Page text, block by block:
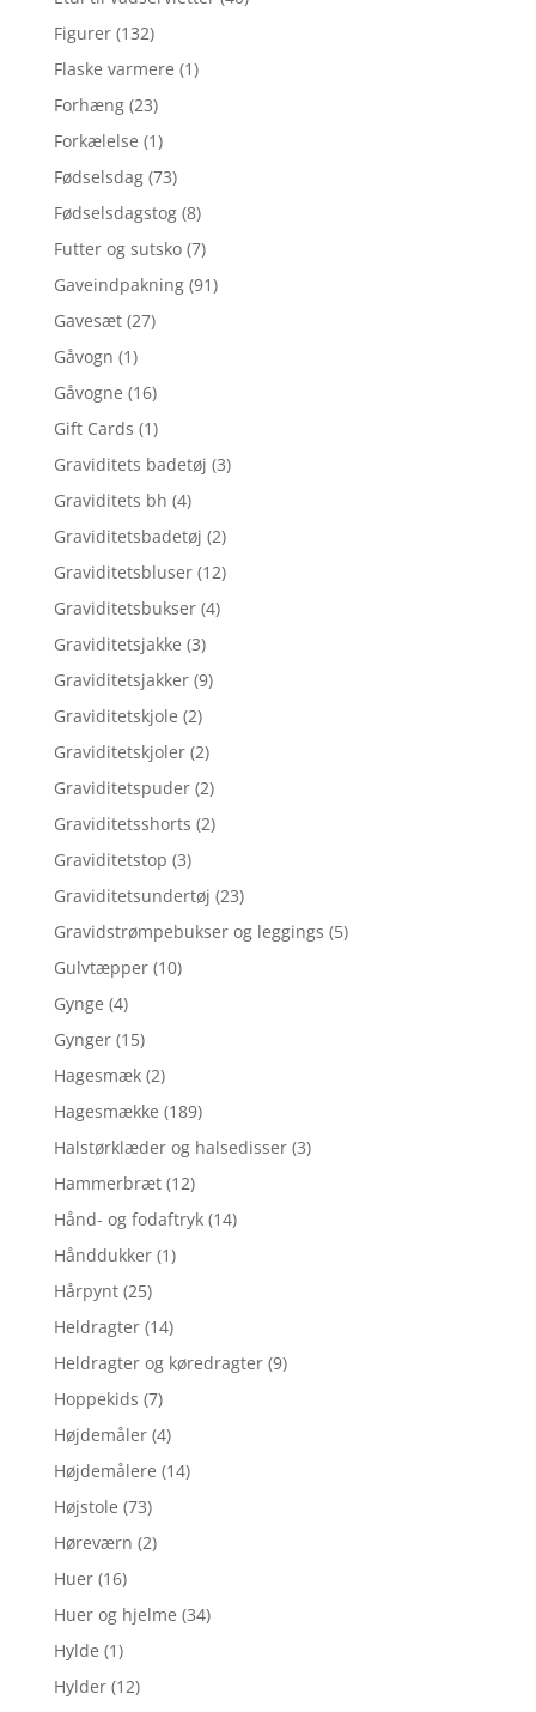
Figurer (132)
Flaske varmere (1)
Forhæng (23)
Forkælelse (1)
Fødselsdag (73)
Fødselsdagstog (8)
Futter og sutsko (7)
Gaveindpakning (91)
Gavesæt (27)
Gåvogn (1)
Gåvogne (16)
Gift Cards (1)
Graviditets badetøj (3)
Graviditets bh (4)
Graviditetsbadetøj (2)
Graviditetsbluser (12)
Graviditetsbukser (4)
Graviditetsjakke (3)
Graviditetsjakker (9)
Graviditetskjole (2)
Graviditetskjoler (2)
Graviditetspuder (2)
Graviditetsshorts (2)
Graviditetstop (3)
Graviditetsundertøj (23)
Gravidstrømpebukser og leggings (5)
Gulvtæpper (10)
Gynge (4)
Gynger (15)
Hagesmæk (2)
Hagesmække (189)
Halstørklæder og halsedisser (3)
Hammerbræt (12)
Hånd- og fodaftryk (14)
Hånddukker (1)
Hårpynt (25)
Heldragter (14)
Heldragter og køredragter (9)
Hoppekids (7)
Højdemåler (4)
Højdemålere (14)
Højstole (73)
Høreværn (2)
Huer (16)
Huer og hjelme (34)
Hylde (1)
Hylder (12)